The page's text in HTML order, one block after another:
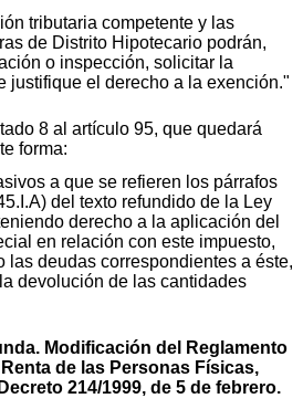
tributaria competente y las
de Distrito Hipotecario podrán,
o inspección, solicitar la
justifique el derecho a la exención."
8 al artículo 95, que quedará
forma:
a que se refieren los párrafos
del texto refundido de la Ley
derecho a la aplicación del
en relación con este impuesto,
las deudas correspondientes a éste,
devolución de las cantidades
Modificación del Reglamento
de las Personas Físicas,
214/1999, de 5 de febrero.